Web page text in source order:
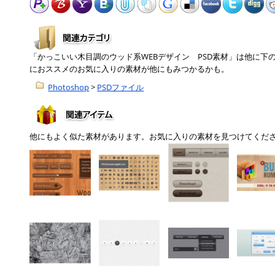
「かっこいい木目調のウッド系WEBデザイン PSD素材」は他に下
におススメのお気に入りの素材が他にもみつかるかも。
Photoshop> PSDファイル
他にもよく似た素材があります。お気に入りの素材を見つけてくだ